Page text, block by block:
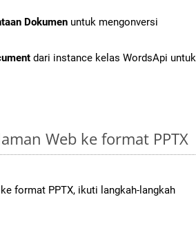
Dokumen untuk mengonversi
dari instance kelas WordsApi untuk
Web ke format PPTX
format PPTX, ikuti langkah-langkah